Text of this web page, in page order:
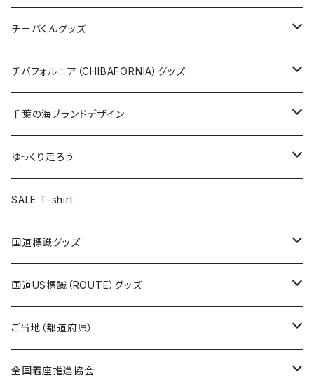
クリアファイル
Tシャツ
キャップ
トートバッグ
ランチバッグ
エコバッグ
ステッカー
缶バッジ
キーホルダー
クリアファイル
バッグ
ステッカー
缶バッジ
キーホルダー
クリアファイル
ステッカー
ステッカー大
缶バッジ
缶バッジ32mm
缶バッジ54mm
エコバッグ
JAGUARさんコラボグッズ
Tシャツ
ステッカー
サコッシュ
ホテルキーホルダー
モーテルキーホルダー
トートバッグ
Tシャツ
ステッカー
缶バッジ
クリアファイル
マスク
エコバッグ
千葉ロッテマリーンズコラボ
チーバくんグッズ
Tシャツ
キャップ
エコバッグ
ステッカー
モーテルキーホルダー
ホテルキーホルダー
トートバッグ
チバフォルニア（CHIBAFORNIA）グッズ
Tシャツ
キャップ
ステッカー
ホテルキーホルダー
千葉の海ブランドデザイン
Tシャツ
キャップ
ステッカー
ゆっくり走ろう
Tシャツ
ステッカー
ホテルキーホルダー
SALE T-shirt
国道標識グッズ
ステッカー
国道0～99号線
国道100～199号線
Tシャツ
キャップ
国道US標識（ROUTE）グッズ
ステッカー
ROUTE 0～99号線
Tシャツ
ご当地（都道府県）
北海道
全国着座推進協会